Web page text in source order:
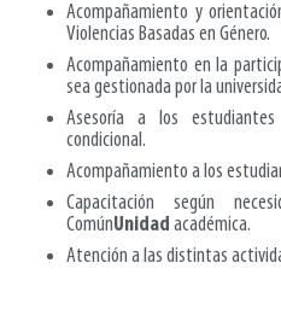
Acompañamiento y
Violencias Basadas en Género.
Acompañamiento enla
seagestionada por la
Asesoría a los
condicional.
Acompañamiento a los
Capacitación según
ComúnUnidad académica.
Atención a las distintas